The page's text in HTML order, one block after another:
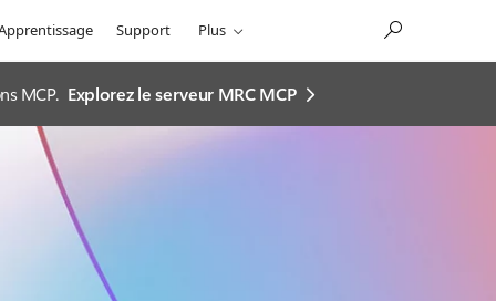
Support Plus
MCP. Explorez le serveur MRC MCP